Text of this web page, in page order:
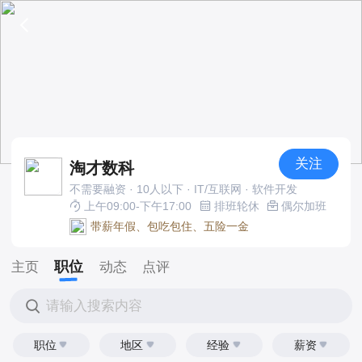
淘才数科 关注
不需要融资 · 10人以下 · IT/互联网 · 软件开发
上午09:00-下午17:00
排班轮休
偶尔加班
带薪年假、包吃包住、五险一金
主页 职位 动态 点评
请输入搜索内容
职位 地区 经验 薪资